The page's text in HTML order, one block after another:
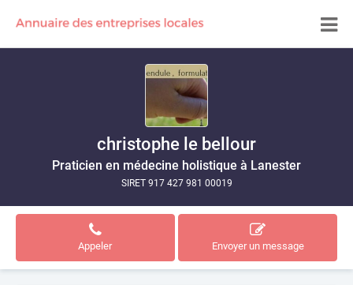
christophe le bellour
Praticien en médecine holistique à Lanester
SIRET 917 427 981 00019
Appeler Envoyer un message